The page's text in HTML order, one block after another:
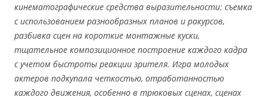
кинематографические средства выразительности: съемка
с использованием разнообразных планов и ракурсов,
разбивка сцен на короткие монтажные куски,
тщательное композиционное построение каждого кадра
с учетом быстроты реакции зрителя. Игра молодых
актеров подкупала четкостью, отработанностью
каждого движения, особенно в трюковых сценах, сценах